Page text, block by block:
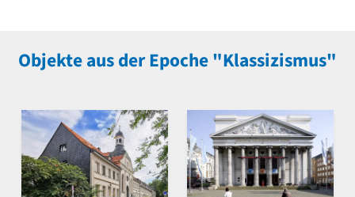
Objekte aus der Epoche "Klassizismus"